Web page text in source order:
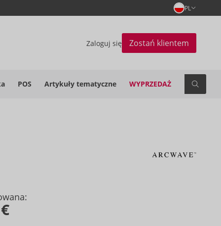
PL
Zaloguj się Zostań klientem
POS Artykuły tematyczne WYPRZEDAŻ